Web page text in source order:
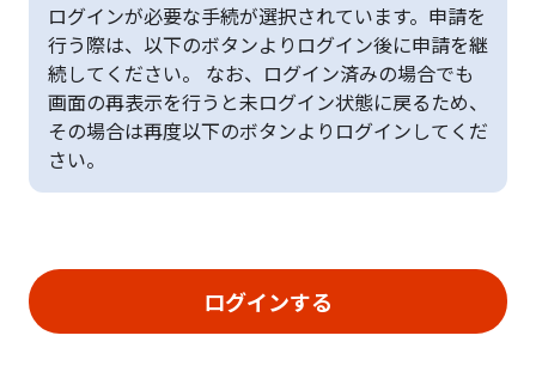
ログインが必要な手続が選択されています。申請を
行う際は、以下のボタンよりログイン後に申請を継
続してください。 なお、ログイン済みの場合でも
画面の再表示を行うと未ログイン状態に戻るため、
その場合は再度以下のボタンよりログインしてくだ
さい。